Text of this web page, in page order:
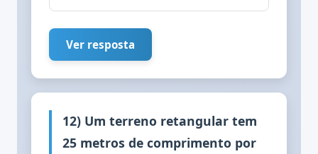
Ver resposta
12) Um terreno retangular tem
25 metros de comprimento por